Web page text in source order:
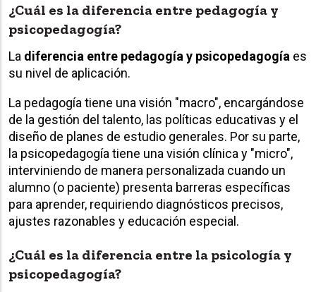
¿Cuál es la diferencia entre pedagogía y
psicopedagogía?
La diferencia entre pedagogía y psicopedagogía es
su nivel de aplicación.
La pedagogía tiene una visión "macro", encargándose
de la gestión del talento, las políticas educativas y el
diseño de planes de estudio generales. Por su parte,
la psicopedagogía tiene una visión clínica y "micro",
interviniendo de manera personalizada cuando un
alumno (o paciente) presenta barreras específicas
para aprender, requiriendo diagnósticos precisos,
ajustes razonables y educación especial.
¿Cuál es la diferencia entre la psicología y
psicopedagogía?